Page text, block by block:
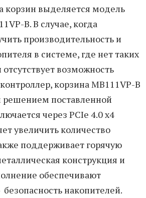
корзин выделяется модель
B. В случае, когда
производительность и
в системе, где нет таких
возможность
корзина MB111VP-B
решением поставленной
через PCIe 4.0 x4
увеличить количество
поддерживает горячую
конструкция и
обеспечивают
накопителей.